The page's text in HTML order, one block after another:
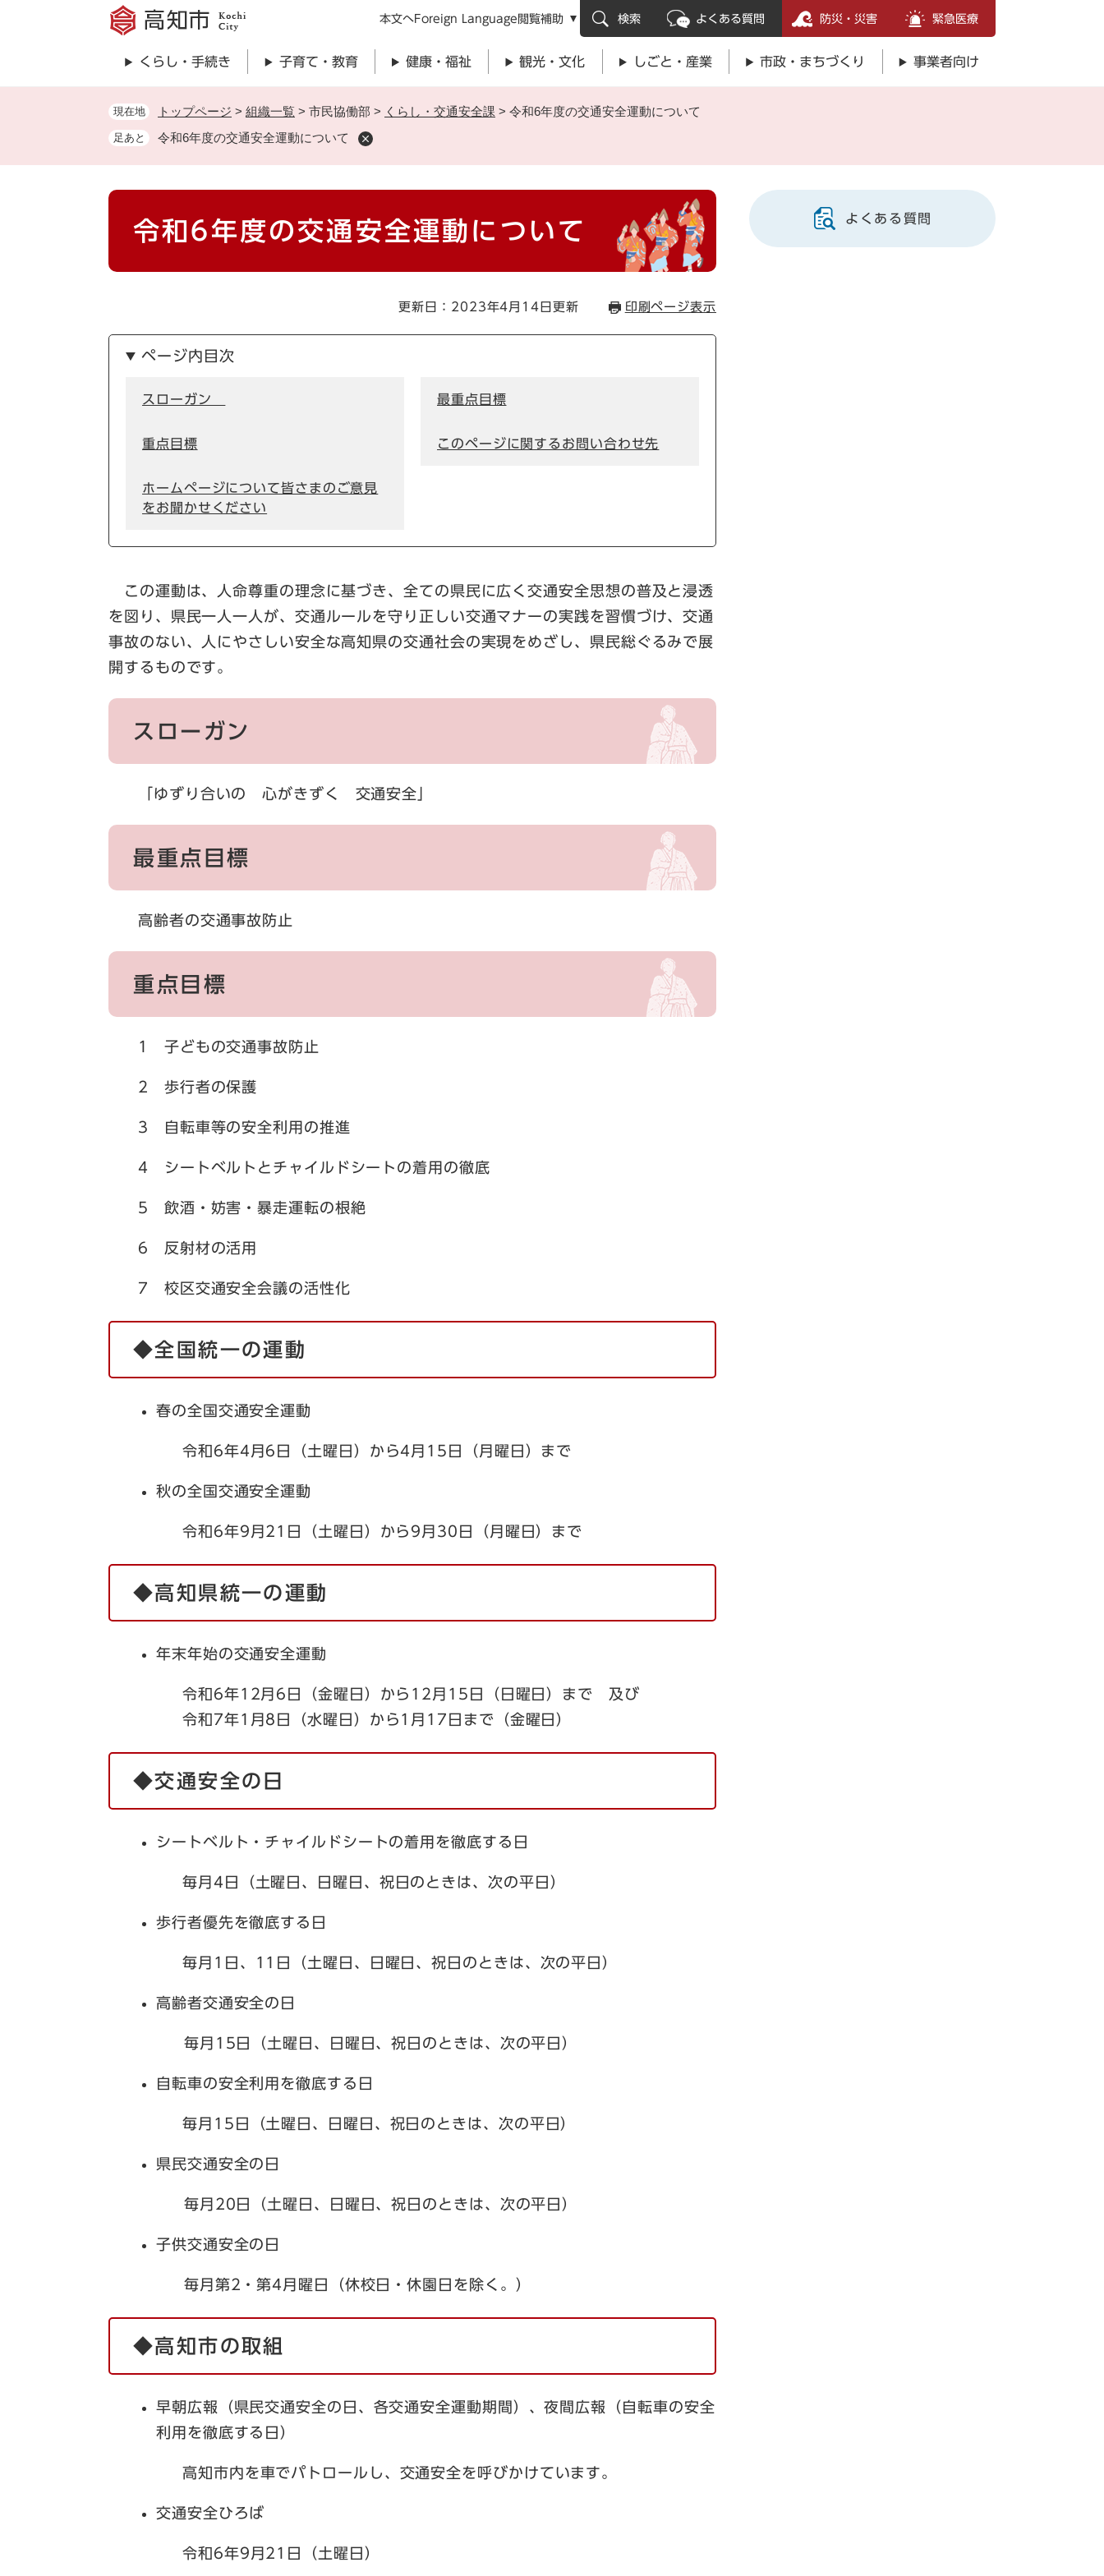
先
。
メニューを飛ばして本文へ
本文へForeign Language 閲覧補助 検索 よくある質問 防災・災害 緊急医療
くらし・手続き 子育て・教育 健康・福祉 観光・文化 しごと・産業 市政・まちづくり 事業者向け
現在地 トップページ > 組織一覧 > 市民協働部 > くらし・交通安全課 > 令和6年度の交通安全運動について
足あと 令和6年度の交通安全運動について
本
令和6年度の交通安全運動について
更新日：2023年4月14日更新 印刷ページ表示
ページ内目次
スローガン 最重点目標
重点目標 このページに関するお問い合わせ先
ホームページについて皆さまのご意見
をお聞かせください
この運動は、人命尊重の理念に基づき、全ての県民に広く交通安全思想の普及と浸透
を図り、県民一人一人が、交通ルールを守り正しい交通マナーの実践を習慣づけ、交通
事故のない、人にやさしい安全な高知県の交通社会の実現をめざし、県民総ぐるみで展
開するものです。
スローガン
「ゆずり合いの 心がきずく 交通安全」
最重点目標
高齢者の交通事故防止
重点目標
1 子どもの交通事故防止
2 歩行者の保護
3 自転車等の安全利用の推進
4 シートベルトとチャイルドシートの着用の徹底
5 飲酒・妨害・暴走運転の根絶
6 反射材の活用
7 校区交通安全会議の活性化
◆全国統一の運動
春の全国交通安全運動
令和6年4月6日（土曜日）から4月15日（月曜日）まで
秋の全国交通安全運動
令和6年9月21日（土曜日）から9月30日（月曜日）まで
◆高知県統一の運動
年末年始の交通安全運動
令和6年12月6日（金曜日）から12月15日（日曜日）まで 及び
令和7年1月8日（水曜日）から1月17日まで（金曜日）
◆交通安全の日
シートベルト・チャイルドシートの着用を徹底する日
毎月4日（土曜日、日曜日、祝日のときは、次の平日）
歩行者優先を徹底する日
毎月1日、11日（土曜日、日曜日、祝日のときは、次の平日）
高齢者交通安全の日
毎月15日（土曜日、日曜日、祝日のときは、次の平日）
自転車の安全利用を徹底する日
毎月15日（土曜日、日曜日、祝日のときは、次の平日）
県民交通安全の日
毎月20日（土曜日、日曜日、祝日のときは、次の平日）
子供交通安全の日
毎月第2・第4月曜日（休校日・休園日を除く。）
◆高知市の取組
早朝広報（県民交通安全の日、各交通安全運動期間）、夜間広報（自転車の安全
利用を徹底する日）
高知市内を車でパトロールし、交通安全を呼びかけています。​
交通安全ひろば
令和6年9月21日（土曜日）
よくある質問